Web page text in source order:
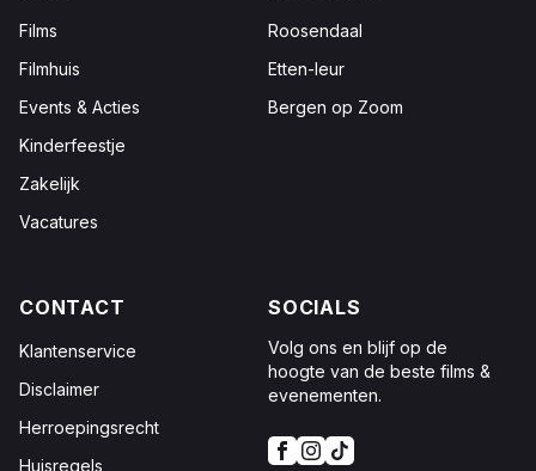
Films
Filmhuis
Events & Acties
Kinderfeestje
Zakelijk
Vacatures
Roosendaal
Etten-leur
Bergen op Zoom
CONTACT
Klantenservice
Disclaimer
Herroepingsrecht
Huisregels
SOCIALS
Volg ons en blijf op de
hoogte van de beste films &
evenementen.